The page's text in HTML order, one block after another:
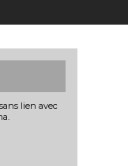
lien avec